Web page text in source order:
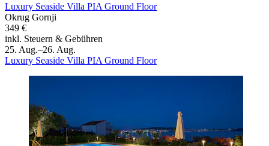
Luxury Seaside Villa PIA Ground Floor
Okrug Gornji
349 €
inkl. Steuern & Gebühren
25. Aug.–26. Aug.
Luxury Seaside Villa PIA Ground Floor